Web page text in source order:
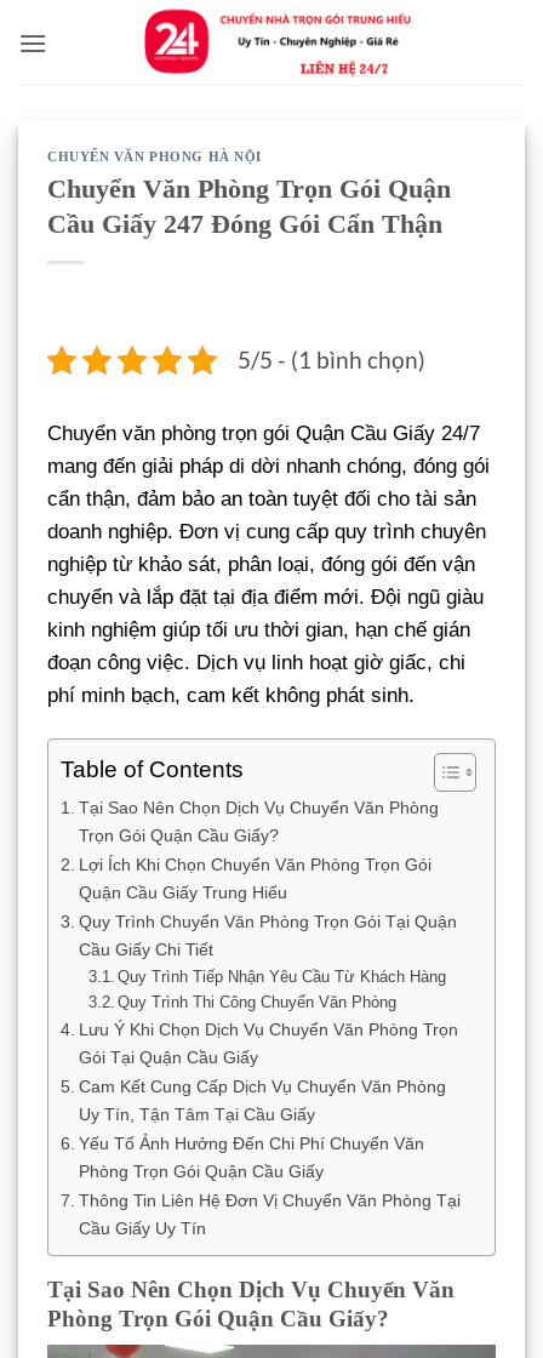
qua
CHUYỂN VĂN PHONG HÀ NỘI
Chuyển Văn Phòng Trọn Gói Quận
Cầu Giấy 247 Đóng Gói Cẩn Thận
5/5 - (1 bình chọn)
Chuyển văn phòng trọn gói Quận Cầu Giấy 24/7
mang đến giải pháp di dời nhanh chóng, đóng gói
cẩn thận, đảm bảo an toàn tuyệt đối cho tài sản
doanh nghiệp. Đơn vị cung cấp quy trình chuyên
nghiệp từ khảo sát, phân loại, đóng gói đến vận
chuyển và lắp đặt tại địa điểm mới. Đội ngũ giàu
kinh nghiệm giúp tối ưu thời gian, hạn chế gián
đoạn công việc. Dịch vụ linh hoạt giờ giấc, chi
phí minh bạch, cam kết không phát sinh.
Table of Contents
Tại Sao Nên Chọn Dịch Vụ Chuyển Văn Phòng
Trọn Gói Quận Cầu Giấy?
Lợi Ích Khi Chọn Chuyển Văn Phòng Trọn Gói
Quận Cầu Giấy Trung Hiếu
Quy Trình Chuyển Văn Phòng Trọn Gói Tại Quận
Cầu Giấy Chi Tiết
Quy Trình Tiếp Nhận Yêu Cầu Từ Khách Hàng
Quy Trình Thi Công Chuyển Văn Phòng
Lưu Ý Khi Chọn Dịch Vụ Chuyển Văn Phòng Trọn
Gói Tại Quận Cầu Giấy
Cam Kết Cung Cấp Dịch Vụ Chuyển Văn Phòng
Uy Tín, Tận Tâm Tại Cầu Giấy
Yếu Tố Ảnh Hưởng Đến Chi Phí Chuyển Văn
Phòng Trọn Gói Quận Cầu Giấy
Thông Tin Liên Hệ Đơn Vị Chuyển Văn Phòng Tại
Cầu Giấy Uy Tín
Tại Sao Nên Chọn Dịch Vụ Chuyển Văn
Phòng Trọn Gói Quận Cầu Giấy?